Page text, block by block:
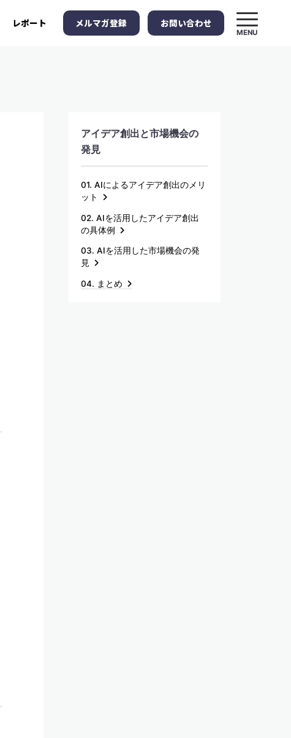
レポート メルマガ登録 お問い合わせ
MENU
アイデア創出と市場機会の
発見
01. AIによるアイデア創出のメリ
ット
02. AIを活用したアイデア創出
の具体例
03. AIを活用した市場機会の発
見
04. まとめ